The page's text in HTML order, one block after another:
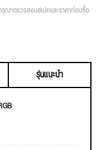
ณาตรวจสอบสเปคและราคาก่อนซื้อ
รุ่นแนะนำ